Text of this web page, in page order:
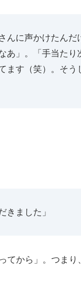
んに声かけたん
あ」。「手当たり
ます（笑）。そ
きました」
てから」。つま